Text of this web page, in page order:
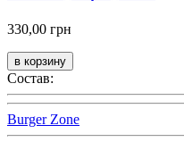
330,00 грн
Состав:
Burger Zone